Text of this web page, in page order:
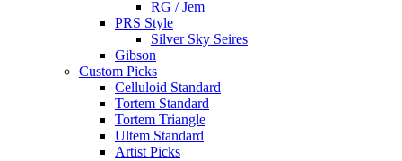
RG / Jem
PRS Style
Silver Sky Seires
Gibson
Custom Picks
Celluloid Standard
Tortem Standard
Tortem Triangle
Ultem Standard
Artist Picks